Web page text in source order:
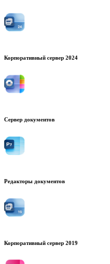
Корпоративный сервер 2024
Сервер документов
Редакторы документов
Корпоративный сервер 2019